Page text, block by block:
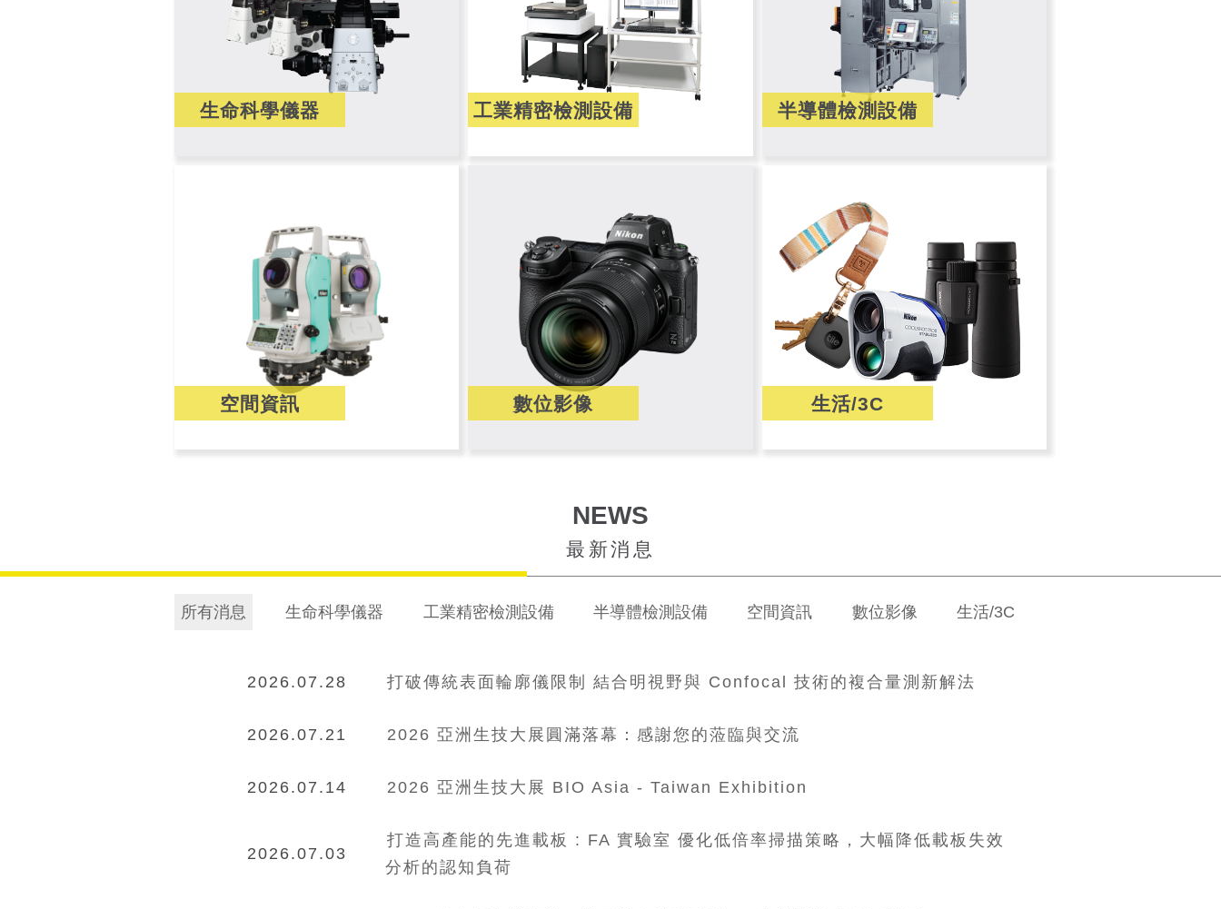
生命科學儀器 工業精密檢測設備 半導體檢測設備
空間資訊 數位影像 生活/3C
NEWS
最新消息
所有消息 生命科學儀器 工業精密檢測設備 半導體檢測設備 空間資訊 數位影像 生活/3C
2026.07.28 打破傳統表面輪廓儀限制 結合明視野與 Confocal 技術的複合量測新解法
2026.07.21 2026 亞洲生技大展圓滿落幕：感謝您的蒞臨與交流
2026.07.14 2026 亞洲生技大展 BIO Asia - Taiwan Exhibition
2026.07.03
打造高產能的先進載板 : FA 實驗室 優化低倍率掃描策略，大幅降低載板失效
分析的認知負荷